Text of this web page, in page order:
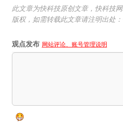
此文章为快科技原创文章，快科技
版权，如需转载此文章请注明出处
观点发布 网站评论、账号管理说明